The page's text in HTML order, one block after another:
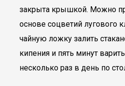
закрыта крышкой. Можно
основе соцветий лугового
чайную ложку залить
кипения и пять минут
несколько раз в день по